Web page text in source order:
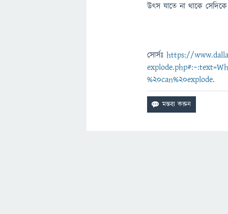
উৎস যাতে না থাকে
সোর্সঃhttps://
%20can%20explode.